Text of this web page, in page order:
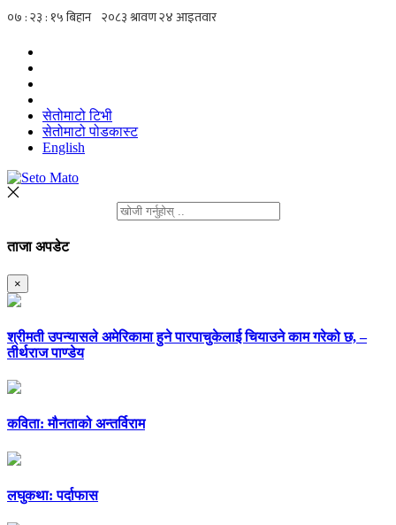
सेतोमाटो टिभी
सेतोमाटो पोडकास्ट
English
ताजा अपडेट
×
श्रीमती उपन्यासले अमेरिकामा हुने पारपाचुकेलाई चियाउने काम गरेको छ, –
तीर्थराज पाण्डेय
कविता: मौनताको अन्तर्विराम
लघुकथा: पर्दाफास